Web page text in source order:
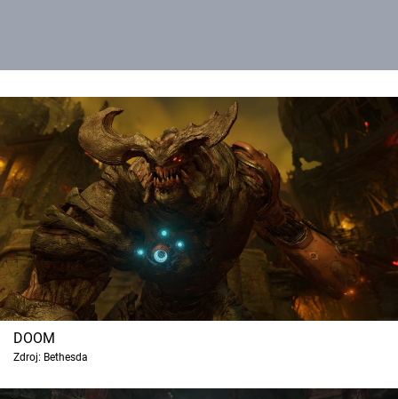
DOOM
Zdroj: Bethesda